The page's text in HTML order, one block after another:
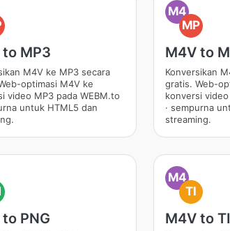
MP3
M4V ke MP3 secara
optimasi M4V ke
video MP3 pada WEBM.to
untuk HTML5 dan
M4
MP
M4V to
Konversikan
gratis. Web-
konversi
· sempurna
streaming.
PNG
M4
TI
M4V to